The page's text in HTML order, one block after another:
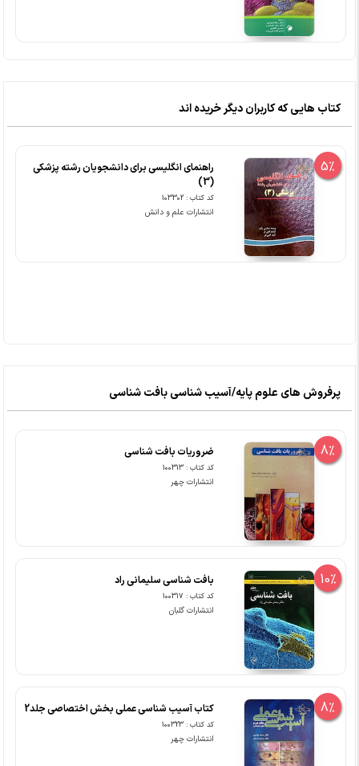
کتاب هایی که کاربران دیگر خریده اند
5%
راهنمای انگلیسی برای دانشجویان رشته پزشکی
(3)
کد کتاب : 103302
انتشارات علم و دانش
پرفروش های علوم پایه/آسیب شناسی بافت شناسی
8% ضروریات بافت شناسی
کد کتاب : 100313
انتشارات چهر
10% بافت شناسی سلیمانی راد
کد کتاب : 100317
انتشارات گلبان
8% کتاب آسیب شناسی عملی بخش اختصاصی جلد2
کد کتاب : 100323
انتشارات چهر